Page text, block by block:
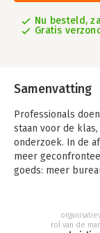
Nu besteld,
Gratis
Samenvatting
Professionals
staan voor de
onderzoek. In de
meer
goeds: meer
probleem, niet de
rol van de